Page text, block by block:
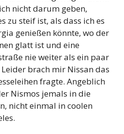
nicht darum geben,
zu steif ist, als dass ich es
genießen könnte, wo der
glatt ist und eine
nie weiter als ein paar
brach mir Nissan das
fragte. Angeblich
Nismos jemals in die
nicht einmal in coolen